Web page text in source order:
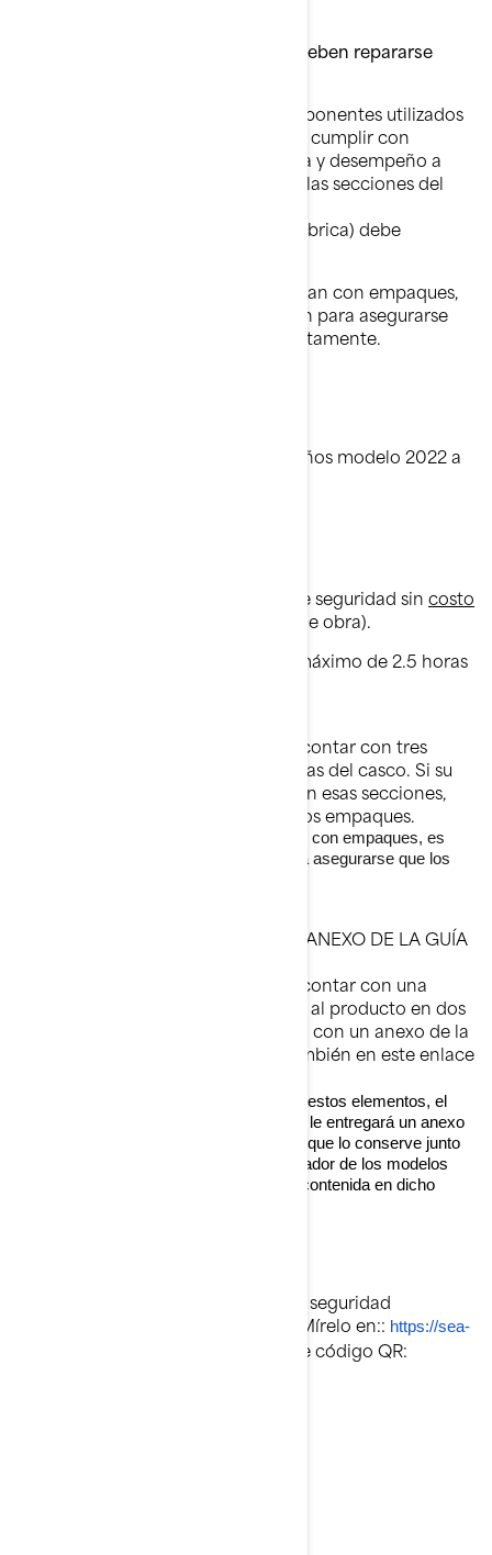
¿Por qué algunas embarcaciones deben repararse
Lamentablemente, uno de los componentes utilizados
en la reparación anterior podría no cumplir con
nuestras expectativas de resistencia y desempeño a
largo plazo. El sellante aplicado en las secciones del
(ya sea por el concesionario o en fábrica) debe
En las embarcaciones que ya cuentan con empaques,
es necesario realizar una inspección para asegurarse
que los tres estén instalados correctamente.
Embarcaciones Sea-Doo Switch, años modelo 2022 a
● BRP realizará esta campaña de seguridad sin costo
(partes y mano de obra).
● El procedimiento tomará un máximo de 2.5 horas
Todas las embarcaciones deben contar con tres
empaques en secciones específicas del casco. Si su
embarcación aún tiene sellante en esas secciones,
éste se retirará antes de instalar los empaques.
En las embarcaciones que ya cuentan con empaques, es
necesario realizar una inspección para asegurarse que los
ETIQUETAS DE ADVERTENCIA Y ANEXO DE LA GUÍA
Todas las embarcaciones deben contar con una
etiqueta de advertencia adherida al producto en dos
ubicaciones específicas, así como con un anexo de la
Guía del Operador, disponible también en este enlace
Si su embarcación aún no cuenta con estos elementos, el
concesionario instalará las etiquetas y le entregará un anexo
impreso de la Guía del Operador para que lo conserve junto
con su guía original. La Guía del Operador de los modelos
año 2026 ya incorpora la información contenida en dicho
BRP también publicó un video de seguridad
actualizado en febrero de 2025. Mírelo en:: https://sea-
o utilice el siguiente código QR: